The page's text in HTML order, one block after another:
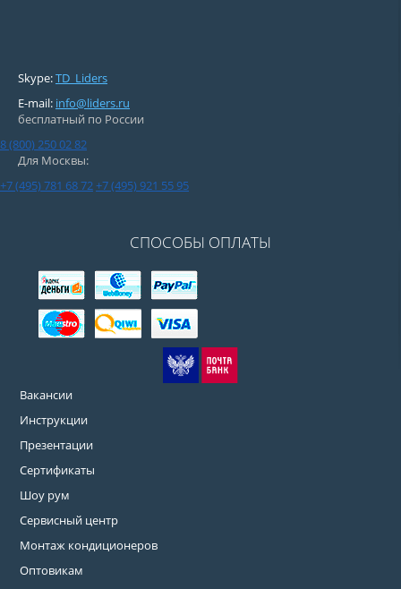
Skype:TD_Liders
E-mail: info@liders.ru
бесплатный по России
8 (800) 250 02 82
Для Москвы:
+7 (495) 781 68 72+7 (495) 921 55 95
СПОСОБЫ ОПЛАТЫ
Вакансии
Инструкции
Презентации
Сертификаты
Шоу рум
Сервисный центр
Монтаж кондиционеров
Оптовикам